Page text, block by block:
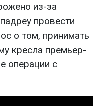
из-за
провести
о том, принимать
кресла премьер-
операции с